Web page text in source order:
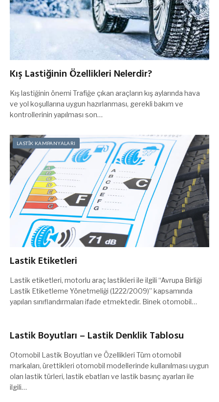
Kış Lastiğinin Özellikleri Nelerdir?
Kış lastiğinin önemi Trafiğe çıkan araçların kış aylarında hava
ve yol koşullarına uygun hazırlanması, gerekli bakım ve
kontrollerinin yapılması son…
LASTİK KAMPANYALARI
Lastik Etiketleri
Lastik etiketleri, motorlu araç lastikleri ile ilgili “Avrupa Birliği
Lastik Etiketleme Yönetmeliği (1222/2009)” kapsamında
yapılan sınıflandırmaları ifade etmektedir. Binek otomobil…
Lastik Boyutları – Lastik Denklik Tablosu
Otomobil Lastik Boyutları ve Özellikleri Tüm otomobil
markaları, ürettikleri otomobil modellerinde kullanılması uygun
olan lastik türleri, lastik ebatları ve lastik basınç ayarları ile
ilgili…